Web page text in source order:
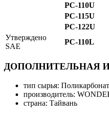
PC-110U
PC-115U
PC-122U
Утверждено
SAE
PC-110L
ДОПОЛНИТЕЛЬНАЯ
тип сырья: Поликарбонат
производитель:
страна: Тайвань